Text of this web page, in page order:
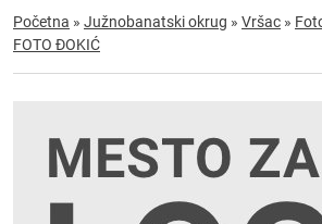
Početna » Južnobanatski okrug » Vršac »
FOTO ĐOKIĆ